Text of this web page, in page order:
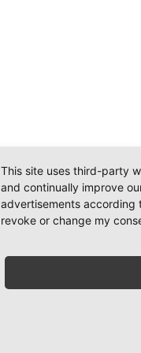
This site uses third-party
and continually improve
advertisements according
revoke or change my